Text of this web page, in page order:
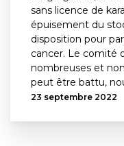
sans licence de
épuisement du
disposition pour
cancer. Le comité
nombreuses et
peut être battu,
23 septembre 2022